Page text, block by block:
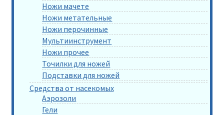
Ножи мачете
Ножи метательные
Ножи перочинные
Мультиинструмент
Ножи прочее
Точилки для ножей
Подставки для ножей
Средства от насекомых
Аэрозоли
Гели